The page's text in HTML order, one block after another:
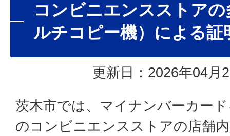
コンビニエンスストア
ルチコピー機）による証
更新日：2026年04月
茨木市では、マイナンバーカー
のコンビニエンスストアの店舗